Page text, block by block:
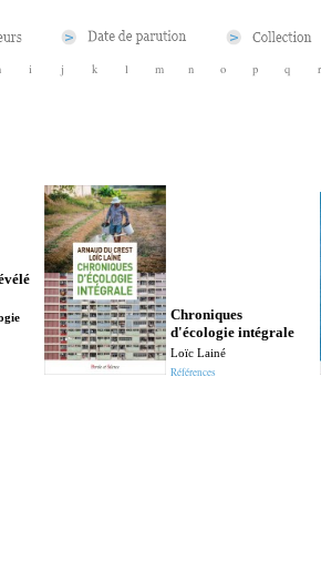
i j k l m n o p q r
Chroniques
d'écologie intégrale
Loïc Lainé
Références